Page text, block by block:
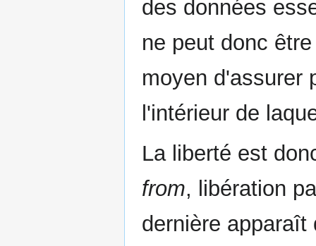
des données
ne peut donc
moyen d'assurer
l'intérieur de
La liberté est
from, libération
dernière